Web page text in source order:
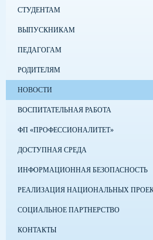
СТУДЕНТАМ
ВЫПУСКНИКАМ
ПЕДАГОГАМ
РОДИТЕЛЯМ
НОВОСТИ
ВОСПИТАТЕЛЬНАЯ РАБОТА
ФП «ПРОФЕССИОНАЛИТЕТ»
ДОСТУПНАЯ СРЕДА
ИНФОРМАЦИОННАЯ БЕЗОПАСНОСТЬ
РЕАЛИЗАЦИЯ НАЦИОНАЛЬНЫХ
СОЦИАЛЬНОЕ ПАРТНЕРСТВО
КОНТАКТЫ